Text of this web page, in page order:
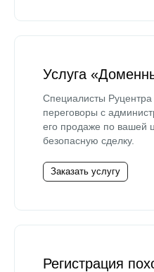
Услуга
Специалисты Руцентра
переговоры с
его продаже по вашей
безопасную сделку.
Заказать услугу
Регистрация